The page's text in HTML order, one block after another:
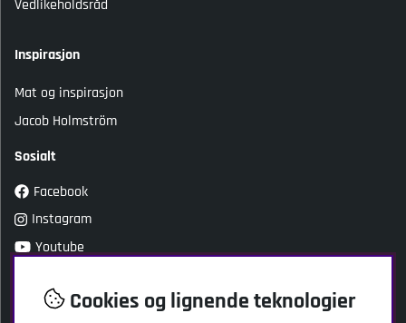
Vedlikeholdsråd
Inspirasjon
Mat og inspirasjon
Jacob Holmström
Sosialt
Facebook
Instagram
Youtube
Cookies og lignende teknologier